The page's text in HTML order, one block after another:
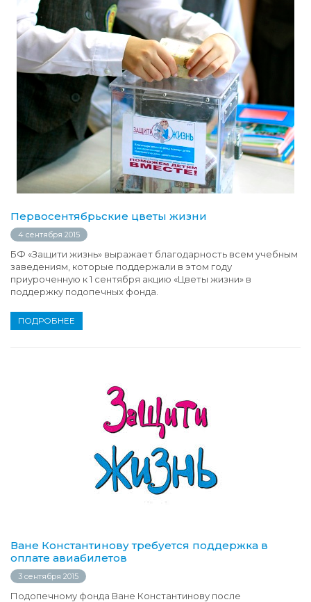
Первосентябрьские цветы жизни
4 сентября 2015
БФ «Защити жизнь» выражает благодарность всем учебным
заведениям, которые поддержали в этом году
приуроченную к 1 сентября акцию «Цветы жизни» в
поддержку подопечных фонда.
ПОДРОБНЕЕ
Ване Константинову требуется поддержка в
оплате авиабилетов
3 сентября 2015
Подопечному фонда Ване Константинову после